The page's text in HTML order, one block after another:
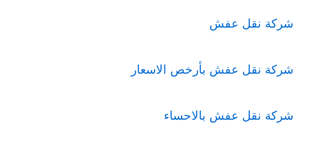
شركة نقل عفش
شركة نقل عفش بأرخص الاسعار
شركة نقل عفش بالاحساء